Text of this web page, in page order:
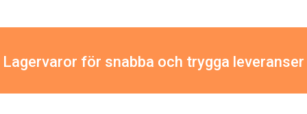
Lagervaror för snabba och trygga leveranser